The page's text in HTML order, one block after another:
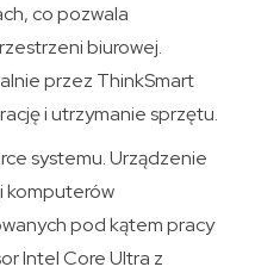
co pozwala
biurowej.
przez ThinkSmart
i utrzymanie sprzętu.
systemu. Urządzenie
komputerów
pod kątem pracy
Intel Core Ultra z